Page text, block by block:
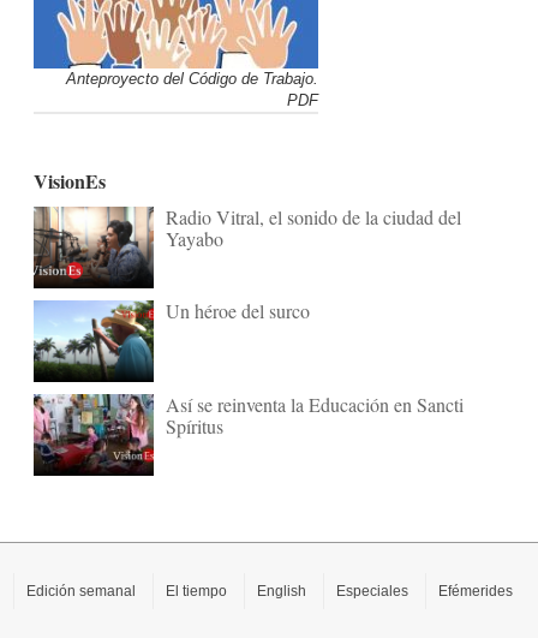
Anteproyecto del Código de Trabajo.
PDF
VisionEs
Radio Vitral, el sonido de la ciudad del
Yayabo
Un héroe del surco
Así se reinventa la Educación en Sancti
Spíritus
Edición semanal El tiempo English Especiales Efémerides